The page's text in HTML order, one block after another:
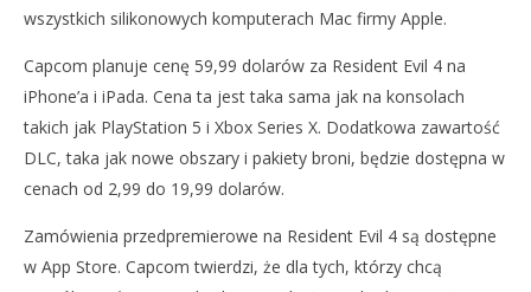
NOW VIEWING
RESIDENT EVIL 4 BĘDZIE NA IPHONE’A, IPADA I MACA 20
GRUDNIA
listopada
Aleksandra
Pych
wszystkich silikonowych komputerach Mac firmy Apple.
Capcom planuje cenę 59,99 dolarów za Resident Evil 4 na
iPhone’a i iPada. Cena ta jest taka sama jak na konsolach
takich jak PlayStation 5 i Xbox Series X. Dodatkowa zawartość
DLC, taka jak nowe obszary i pakiety broni, będzie dostępna w
cenach od 2,99 do 19,99 dolarów.
Zamówienia przedpremierowe na Resident Evil 4 są dostępne
w App Store. Capcom twierdzi, że dla tych, którzy chcą